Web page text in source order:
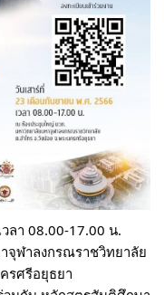
ลา 08.00-17.00 น.
ฬาลงกรณราชวิทยาลัย
รศรีอยุธยา